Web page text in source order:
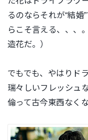
るのならそれが“結
らこそ言える、、、
造花だ。）
でもでも、やはりド
瑞々しいフレッシュ
倫って古今東西なく